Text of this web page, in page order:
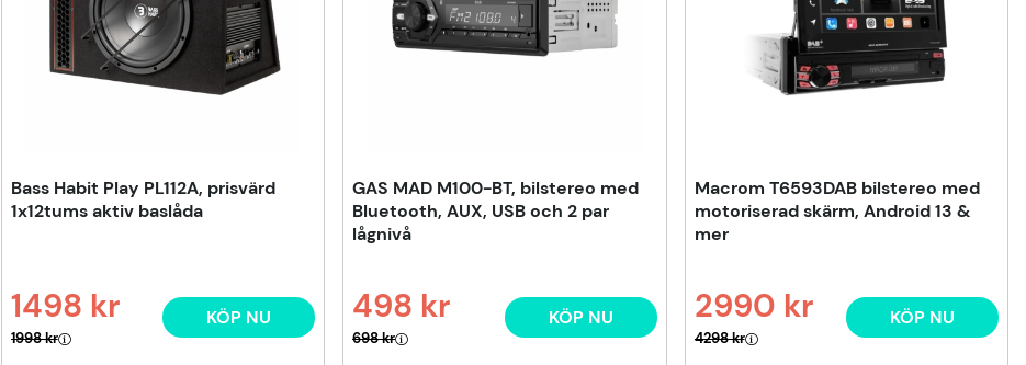
Bass Habit Play PL112A, prisvärd
1x12tums aktiv baslåda
1498 kr
Ordinarie pris:
1998 kr
KÖP NU
GAS MAD M100-BT, bilstereo med
Bluetooth, AUX, USB och 2 par
lågnivå
498 kr
Ordinarie pris:
698 kr
KÖP NU
Macrom T6593DAB bilstereo med
motoriserad skärm, Android 13 &
mer
2990 kr
Ordinarie pris:
4298 kr
KÖP NU